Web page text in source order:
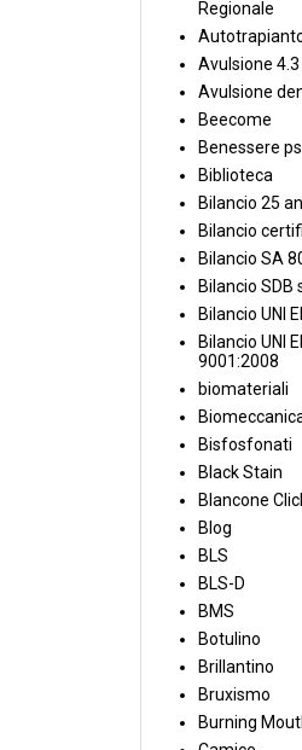
Regionale
Avulsione 4.3
Avulsione
Beecome
Benessere
Biblioteca
Bilancio 25
Bilancio
Bilancio SA
Bilancio SDB
Bilancio UNI
Bilancio UNI
9001:2008
biomateriali
Bisfosfonati
Black Stain
Blancone
Blog
BLS
BLS-D
BMS
Botulino
Brillantino
Bruxismo
Burning